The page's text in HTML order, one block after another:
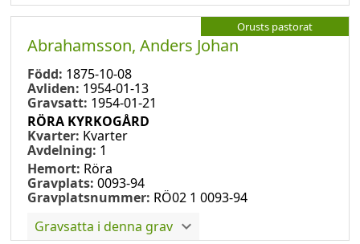
Orusts pastorat
Abrahamsson, Anders Johan
Född: 1875-10-08
Avliden: 1954-01-13
Gravsatt: 1954-01-21
RÖRA KYRKOGÅRD
Kvarter: Kvarter
Avdelning: 1
Hemort: Röra
Gravplats: 0093-94
Gravplatsnummer: RÖ02 1 0093-94
Gravsatta i denna grav